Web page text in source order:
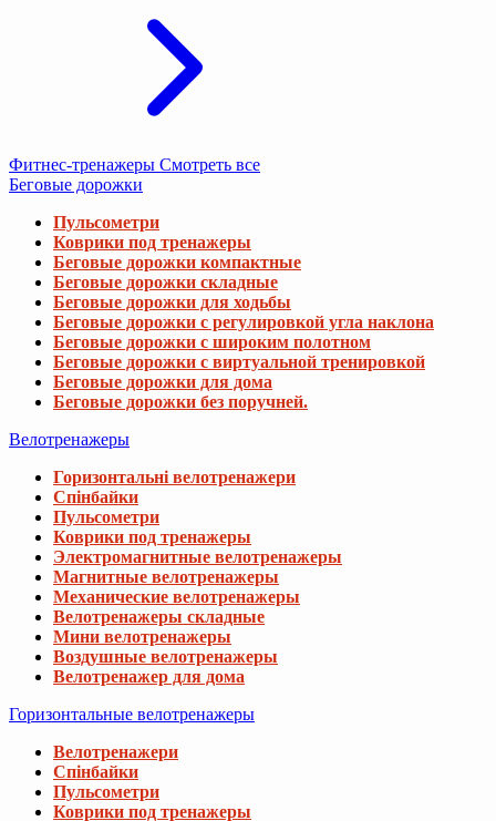
Фитнес-тренажеры Смотреть все
Беговые дорожки
Пульсометри
Коврики под тренажеры
Беговые дорожки компактные
Беговые дорожки складные
Беговые дорожки для ходьбы
Беговые дорожки с регулировкой угла наклона
Беговые дорожки с широким полотном
Беговые дорожки с виртуальной тренировкой
Беговые дорожки для дома
Беговые дорожки без поручней.
Велотренажеры
Горизонтальні велотренажери
Спінбайки
Пульсометри
Коврики под тренажеры
Электромагнитные велотренажеры
Магнитные велотренажеры
Механические велотренажеры
Велотренажеры складные
Мини велотренажеры
Воздушные велотренажеры
Велотренажер для дома
Горизонтальные велотренажеры
Велотренажери
Спінбайки
Пульсометри
Коврики под тренажеры